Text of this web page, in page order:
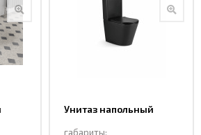
Унитаз напольный
габариты: